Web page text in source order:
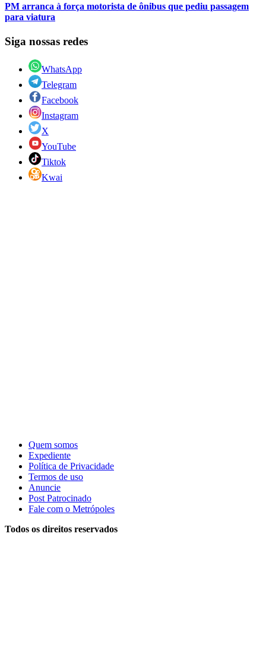
PM arranca à força motorista de ônibus que pediu passagem
para viatura
Siga nossas redes
WhatsApp
Telegram
Facebook
Instagram
X
YouTube
Tiktok
Kwai
Quem somos
Expediente
Política de Privacidade
Termos de uso
Anuncie
Post Patrocinado
Fale com o Metrópoles
Todos os direitos reservados